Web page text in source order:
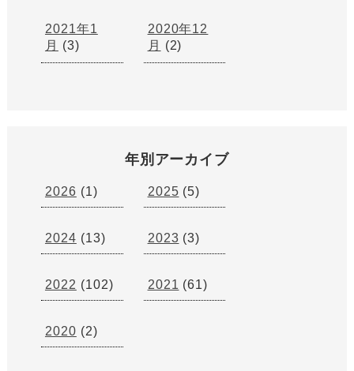
2021年1
月
(3)
2020年12
月
(2)
年別アーカイブ
2026 (1) 2025 (5)
2024 (13) 2023 (3)
2022 (102) 2021 (61)
2020 (2)